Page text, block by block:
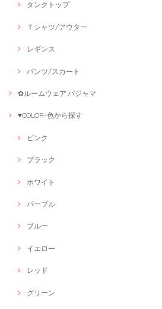
タンクトップ
Ｔシャツ/アウター
レギンス
パンツ/スカート
✿ルームウェア·パジャマ
♥COLOR-色から探す
ピンク
ブラック
ホワイト
パープル
ブルー
イエロー
レッド
グリーン